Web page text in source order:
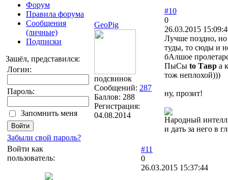
Форум
Правила форума
Сообщения
(личные)
Подписки
Зашёл, представился:
Логин:
Пароль:
Запомнить меня
Забыли свой пароль?
Войти как
пользователь:
GeoPig
подсвинок
Сообщений: 287
Баллов: 288
Регистрация:
04.08.2014
#10
0
26.03.2015
Лучше поздно, но
туды, то сюды и
бАлшое
ПыСы to Тавр а
тож неплохой)))
ну, прозит!
Народный
и дать за него в
#11
0
26.03.2015 15:37:44